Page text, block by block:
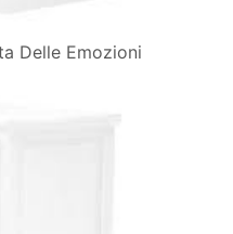
Delle Emozioni